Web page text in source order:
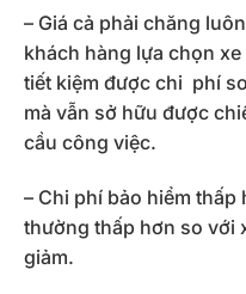
– Giá cả phải chăng
khách hàng lựa chọn
tiết kiệm được chi phí
mà vẫn sở hữu được
cầu công việc.
– Chi phí bảo hiểm
thường thấp hơn so với
giảm.